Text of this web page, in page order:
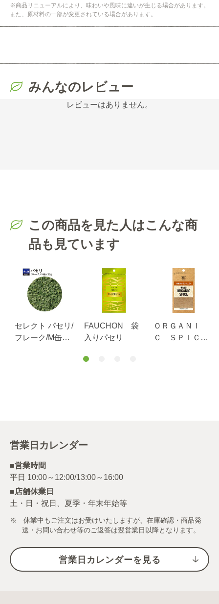
※商品リニューアルにより、味わいや風味に違いが生じる場合があります。
また、原材料の一部が変更されている場合があります。
みんなのレビュー
レビューはありません。
この商品を見た人はこんな商
品も見ています
セレクト パセリ/
フレーク/M缶
FAUCHON 袋
入りパセリ
ＯＲＧＡＮＩ
Ｃ ＳＰＩＣ
営業日カレンダー
■営業時間
■店舗休業日
土・日・祝日、夏季・年末年始等
※ 休業中もご注文はお受けいたしますが、在庫確認・商品発
送・お問い合わせ等のご返答は翌営業日以降となります。
営業日カレンダーを見る